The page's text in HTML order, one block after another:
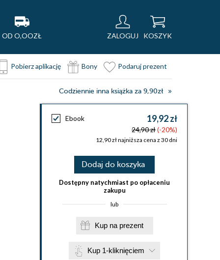
OD O,OOZŁ ZALOGUJ KOSZYK
Pobierz aplikację Bony Podaruj prezent
Codziennie inna książka za 9,90zł
Ebook 19,92 zł
24,90 zł(-20%)
12,90 zł najniższa cena z 30 dni
Dodaj do koszyka
Dostępny natychmiast po opłaceniu
zakupu
lub
Kup na prezent
Kup 1-kliknięciem